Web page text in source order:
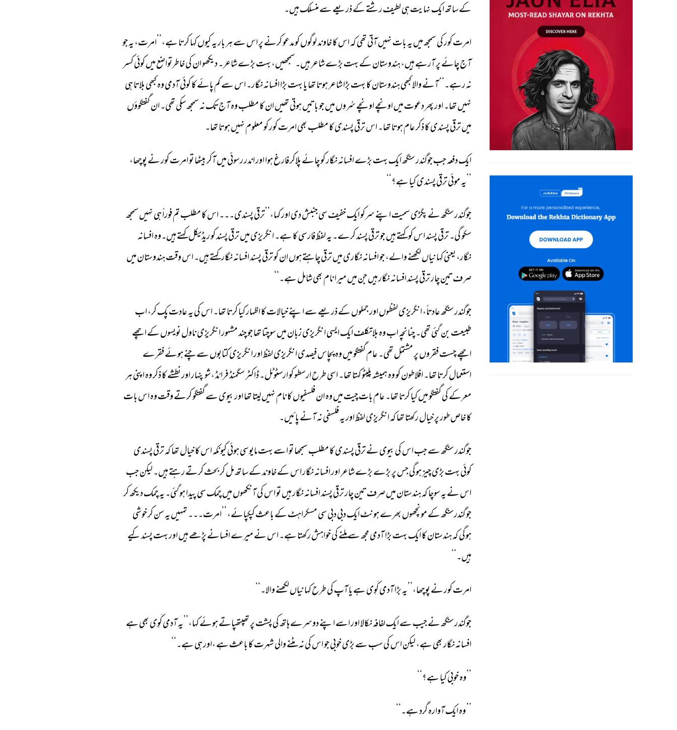
کے ساتھ ایک نہایت ہی لطیف رشتے کے ذریعے سے منسلک ہیں۔
امرت کور کی سمجھ میں یہ بات نہیں آتی تھی کہ اس کا خاوند لوگوں کو مدعو کرنے پر اس سے ہر بار یہ کیوں کہا کرتا ہے،’’امرت، یہ جو
آج چائے پر آرہے ہیں، ہندوستان کے بہت بڑے شاعر ہیں۔سمجھیں، بہت بڑے شاعر۔ دیکھو ان کی خاطرتواضع میں کوئی کسر
نہ رہے۔‘‘ آنے والا کبھی ہندوستان کا بہت بڑا شاعر ہوتا تھا یا بہت بڑا افسانہ نگار۔ اس سے کم پائے کا کوئی آدمی وہ کبھی بلاتا ہی
نہیں تھا۔ اور پھر دعوت میں اونچے اونچے سُروں میں جو باتیں ہوتی تھیں ان کا مطلب وہ آج تک نہ سمجھ سکی تھی۔ ان گفتگوؤں
میں ترقی پسندی کا ذکر عام ہوتا تھا۔ اس ترقی پسندی کا مطلب بھی امرت کور کو معلوم نہیں ہوتا تھا۔
ایک دفعہ جب جوگندر سنگھ ایک بہت بڑے افسانہ نگار کو چائے پلاکر فارغ ہوا اور اندر رسوئی میں آکر بیٹھا تو امرت کور نے پوچھا،
’’یہ موئی ترقی پسندی کیا ہے؟‘‘
جوگندر سنگھ نے پگڑی سمیت اپنے سرکو ایک خفیف سی جنبش دی اور کہا،’’ترقی پسندی۔۔۔ اس کا مطلب تم فوراً ہی نہیں سمجھ
سکو گی۔ ترقی پسند اس کو کہتے ہیں جو ترقی پسند کرے۔ یہ لفظ فارسی کا ہے۔ انگریزی میں ترقی پسند کو ریڈیکل کہتے ہیں۔وہ افسانہ
نگار، یعنی کہانیاں لکھنے والے، جو افسانہ نگاری میں ترقی چاہتے ہوں ان کو ترقی پسند افسانہ نگار کہتے ہیں۔ اس وقت ہندوستان میں
صرف تین چار ترقی پسند افسانہ نگار ہیں جن میں میرا نام بھی شامل ہے۔‘‘
جوگندر سنگھ عادتاً، انگریزی لفظوں اور جملوں کے ذریعے سے اپنے خیالات کا اظہار کیا کرتا تھا۔ اس کی یہ عادت پک کر، اب
طبیعت بن گئی تھی۔ چنانچہ اب وہ بلاتکلف ایک ایسی انگریزی زبان میں سوچتا تھا جو چند مشہور انگریزی ناول نویسوں کے اچھے
اچھے چست فقروں پر مشتمل تھی۔ عام گفتگو میں وہ پچاس فیصدی انگریزی لفظ اور انگریزی کتابوں سے چنے ہوئے فقرے
استعمال کرتا تھا۔ افلاطون کو وہ ہمیشہ پلیٹو کہتا تھا۔ اسی طرح ارسطو کو ارسٹوٹل۔ ڈاکٹر سگمنڈ فرائڈ ،شو پنہار اور نطشے کا ذکر وہ اپنی ہر
معرکے کی گفتگو میں کیا کرتا تھا۔ عام بات چیت میں وہ ان فلسفیوں کا نام نہیں لیتا تھا اور بیوی سے گفتگو کرتے وقت وہ اس بات
کا خاص طور پر خیال رکھتا تھا کہ انگریزی لفظ اور یہ فلسفی نہ آنے پائیں۔
جوگندر سنگھ سے جب اس کی بیوی نے ترقی پسندی کا مطلب سمجھا تو اسے بہت مایوسی ہوئی کیونکہ اس کا خیال تھا کہ ترقی پسندی
کوئی بہت بڑی چیز ہوگی جس پر بڑے بڑے شاعر اور افسانہ نگار اس کے خاوند کے ساتھ مل کر بحث کرتے رہتے ہیں۔ لیکن جب
اس نے یہ سوچا کہ ہندستان میں صرف تین چار ترقی پسند افسانہ نگار ہیں تو اس کی آنکھوں میں چمک سی پیدا ہوگئی۔ یہ چمک دیکھ کر
جو گندرسنگھ کے مونچھوں بھرے ہونٹ ایک دبی دبی سی مسکراہٹ کے باعث کپکپائے، ’’امرت۔۔۔ تمہیں یہ سن کر خوشی
ہوگی کہ ہندستان کا ایک بہت بڑا آدمی مجھ سے ملنے کی خواہش رکھتا ہے۔ اس نے میرے افسانے پڑھے ہیں اور بہت پسند کیے
ہیں۔‘‘
امرت کور نے پوچھا،’’یہ بڑا آدمی کَوِی ہے یا آپ کی طرح کہانیاں لکھنے والا۔‘‘
جوگندر سنگھ نے جیب سے ایک لفافہ نکالا اور اسے اپنے دوسرے ہاتھ کی پشت پر تھپتھپاتے ہوئے کہا،’’یہ آدمی کَوِی بھی ہے
افسانہ نگار بھی ہے، لیکن اس کی سب سے بڑی خوبی جو اس کی نہ مٹنے والی شہرت کا باعث ہے ،اور ہی ہے۔‘‘
’’وہ خوبی کیا ہے؟‘‘
’’ وہ ایک آوارہ گرد ہے۔‘‘